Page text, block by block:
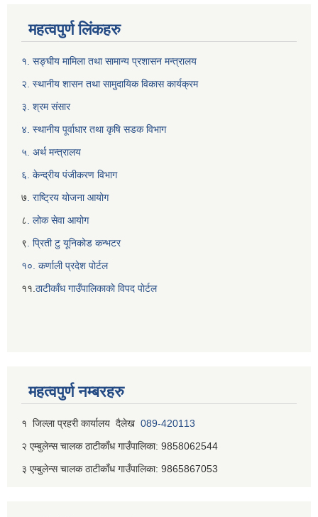
महत्वपुर्ण लिंकहरु
१. सङ्घीय मामिला तथा सामान्य प्रशासन मन्त्रालय
२. स्थानीय शासन तथा सामुदायिक विकास कार्यक्रम
३. श्रम संसार
४. स्थानीय पूर्वाधार तथा कृषि सडक विभाग
५. अर्थ मन्त्रालय
६. केन्द्रीय पंजीकरण विभाग
७. राष्ट्रिय योजना आयोग
८. लोक सेवा आयोग
९. प्रिती टु यूनिकोड कन्भटर
१०. कर्णाली प्रदेश पोर्टल
११.ठाटीकाँध गाउँपालिकाकाे विपद पाेर्टल
महत्वपुर्ण नम्बरहरु
१ जिल्‍ला प्रहरी कार्यालय दैलेख 089-420113
२ एम्बुलेन्स चालक ठाटीकाँध गाउँपालिका: 9858062544
३ एम्बुलेन्स चालक ठाटीकाँध गाउँपालिका: 9865867053